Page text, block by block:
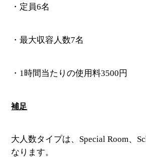
・定員6名
・最大収容人数7名
・1時間当たりの使用料3500円
補足
大人数タイプは、Special Room、
なります。